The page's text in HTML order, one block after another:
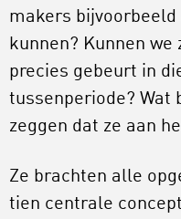
makers
kunnen? Kunnen
precies gebeurt in
tussenperiode? Wat
zeggen dat ze aan
Ze brachten alle
tien centrale